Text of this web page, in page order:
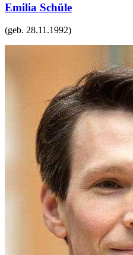
Emilia Schüle
(geb. 28.11.1992)